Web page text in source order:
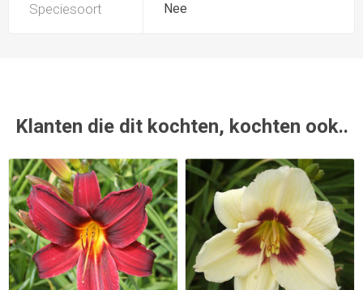
Speciesoort Nee
Klanten die dit kochten, kochten ook..